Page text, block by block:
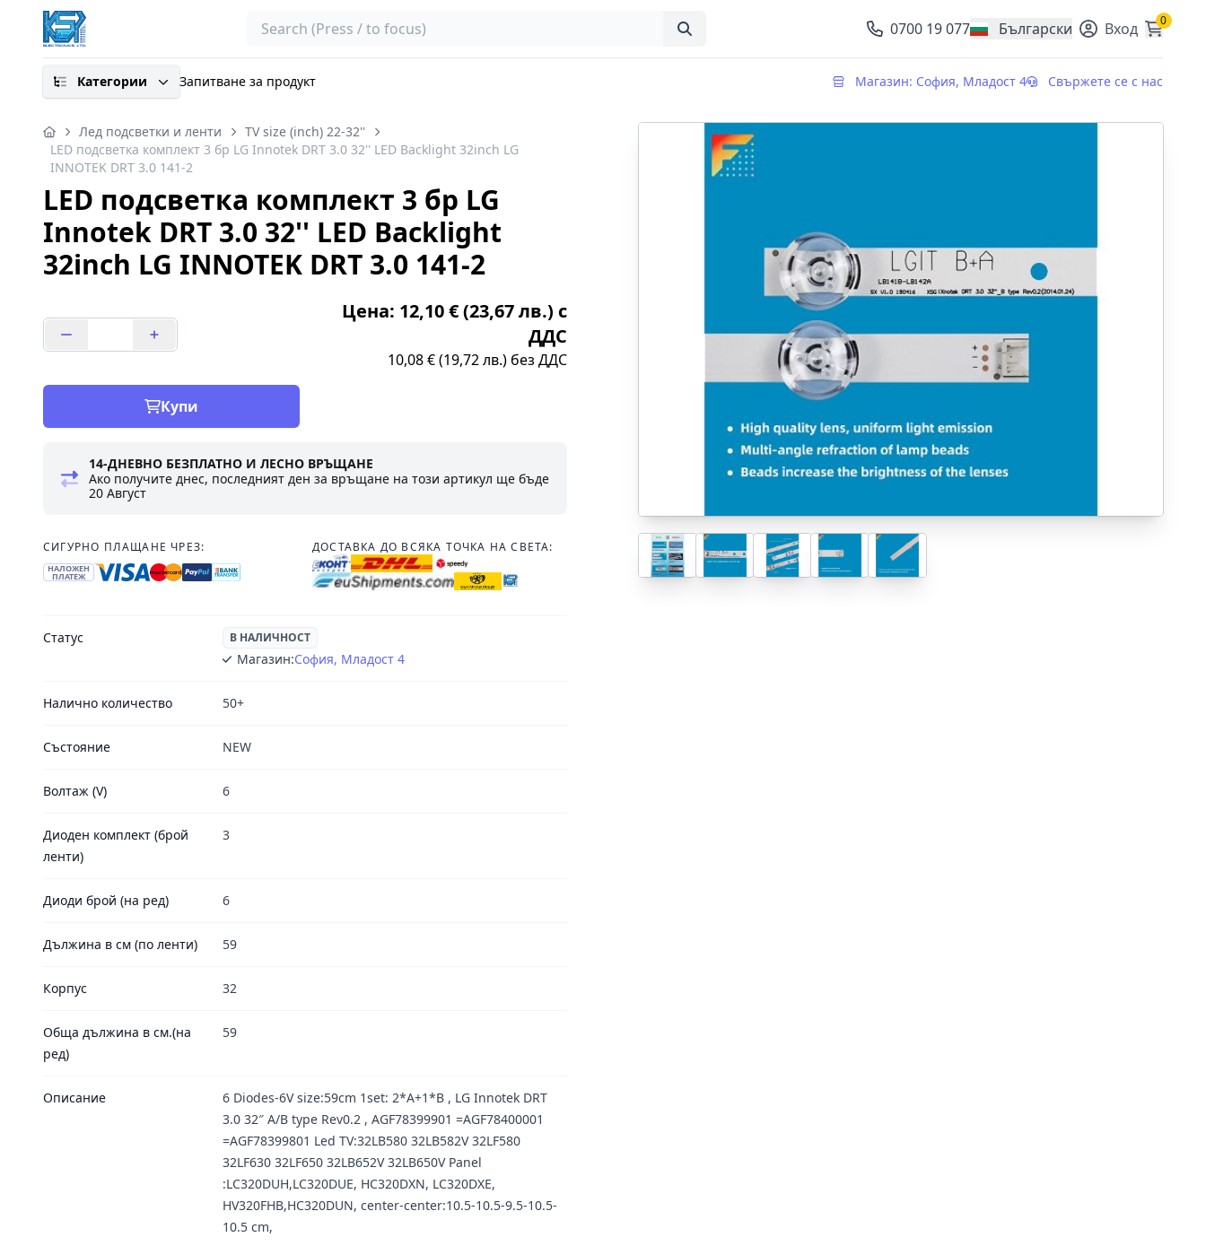
Search 0700 19 077 Български
, change currency Вход 0
Категории Запитване за продукт Магазин: София, Младост 4 Свържете се с нас
Лед подсветки и ленти
TV size (inch) 22-32''
LED подсветка комплект 3 бр LG Innotek DRT 3.0 32'' LED Backlight 32inch LG
INNOTEK DRT 3.0 141-2
LED подсветка комплект 3 бр LG
Innotek DRT 3.0 32'' LED Backlight
32inch LG INNOTEK DRT 3.0 141-2
Цена: 12,10 € (23,67 лв.) с
ДДС
10,08 € (19,72 лв.) без ДДС
Купи
14-ДНЕВНО БЕЗПЛАТНО И ЛЕСНО ВРЪЩАНЕ
Ако получите днес, последният ден за връщане на този артикул ще бъде
20 Август
СИГУРНО ПЛАЩАНЕ ЧРЕЗ:
НАЛОЖЕН
ПЛАТЕЖ
ДОСТАВКА ДО ВСЯКА ТОЧКА НА СВЕТА:
Статус В НАЛИЧНОСТ
Магазин:София, Младост 4
Налично количество 50+
Състояние NEW
Волтаж (V) 6
Диоден комплект (брой
ленти)
3
Диоди брой (на ред) 6
Дължина в см (по ленти) 59
Корпус 32
Обща дължина в см.(на
ред)
59
Описание
6 Diodes-6V size:59cm 1set: 2*A+1*B , LG Innotek DRT
3.0 32″ A/B type Rev0.2 , AGF78399901 =AGF78400001
=AGF78399801 Led TV:32LB580 32LB582V 32LF580
32LF630 32LF650 32LB652V 32LB650V Panel
:LC320DUH,LC320DUE, HC320DXN, LC320DXE,
HV320FHB,HC320DUN, center-center:10.5-10.5-9.5-10.5-
10.5 cm,